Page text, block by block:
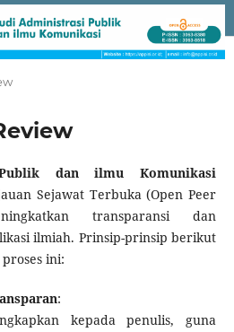
dan ilmu Komunikasi
Sejawat Terbuka (Open Peer
transparansi dan
ilmiah. Prinsip-prinsip berikut
ini:
:
kepada penulis, guna